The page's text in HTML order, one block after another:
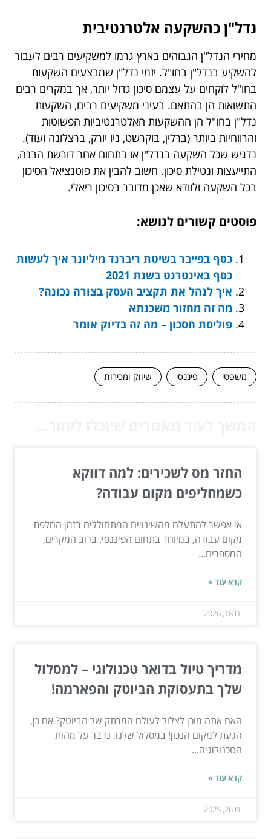
נדל"ן כהשקעה אלטרנטיבית
מחירי הנדל"ן הגבוהים בארץ גרמו למשקיעים רבים לעבור
להשקיע בנדל"ן בחו"ל. יזמי נדל"ן שמבצעים השקעות
בחו"ל לוקחים על עצמם סיכון גדול יותר, אך במקרים רבים
התשואות הן בהתאם. בעיני משקיעים רבים, השקעות
נדל"ן בחו"ל הן ההשקעות האלטרנטיביות הפשוטות
והרווחיות ביותר (ברלין, בוקרשט, ניו יורק, ברצלונה ועוד).
נדגיש שכל השקעה בנדל"ן או בתחום אחר דורשת הבנה,
התייעצות ונטילת סיכון. חשוב להבין את פוטנציאל הסיכון
בכל השקעה ולוודא שאכן מדובר בסיכון ריאלי.
פוסטים קשורים לנושא:
כסף בפייבר בשיטת ריברנד מיליונר איך לעשות
כסף באינטרנט בשנת 2021
איך לנהל את תקציב העסק בצורה נכונה?
מה זה מחזור משכנתא
פוליסת חסכון – מה זה בדיוק אומר
משפטי פיננסי שיווק ומכירות
החזר מס לשכירים: למה דווקא
כשמחליפים מקום עבודה?
אי אפשר להתעלם מהשינויים המתחוללים בזמן החלפת
מקום עבודה, במיוחד בתחום הפיננסי. ברוב המקרים,
המספרים...
קרא עוד »
ינו 18, 2026
מדריך טיול בדואר טכנולוגי – למסלול
שלך בתעסוקת הביוטק והפארמה!
האם אתה מוכן לצלול לעולם המרתק של הביוטק? אם כן,
הגעת למקום הנכון! במסלול שלנו, נדבר על מהות
הטכנולוגיה...
קרא עוד »
ינו 26, 2025